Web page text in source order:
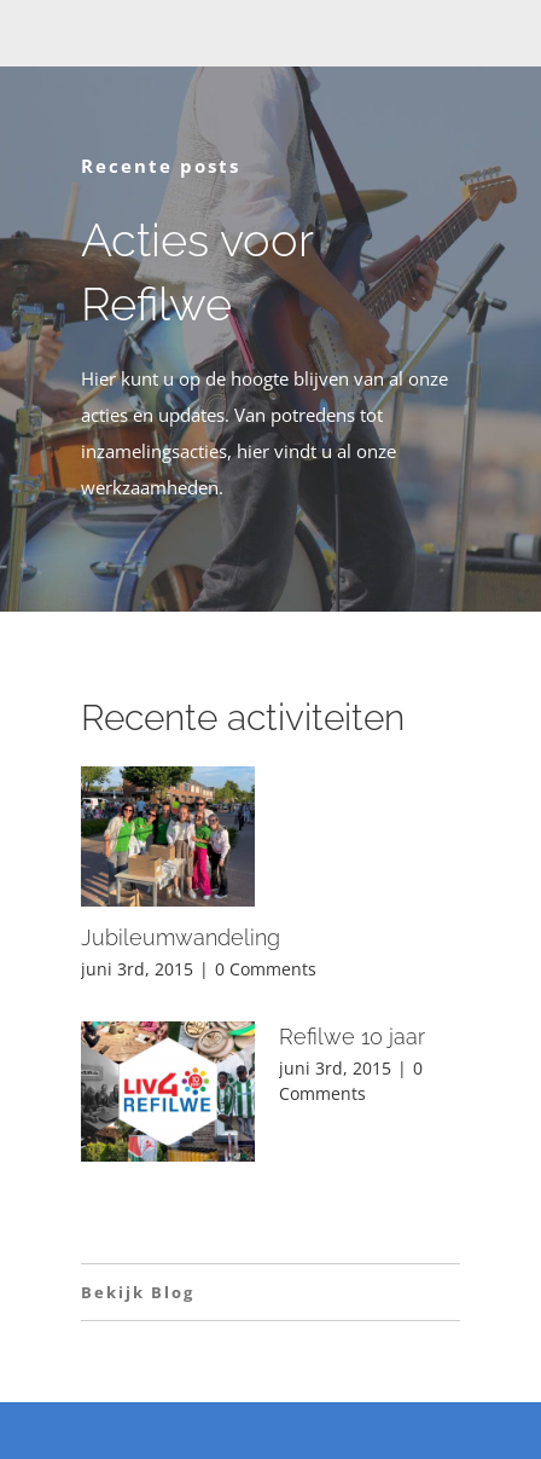
Recente posts
Acties voor
Refilwe
Hier kunt u op de hoogte blijven van al onze
acties en updates. Van potredens tot
inzamelingsacties, hier vindt u al onze
werkzaamheden.
Recente activiteiten
Jubileumwandeling
juni 3rd, 2015 | 0 Comments
Refilwe 10 jaar
juni 3rd, 2015 | 0
Comments
Bekijk Blog